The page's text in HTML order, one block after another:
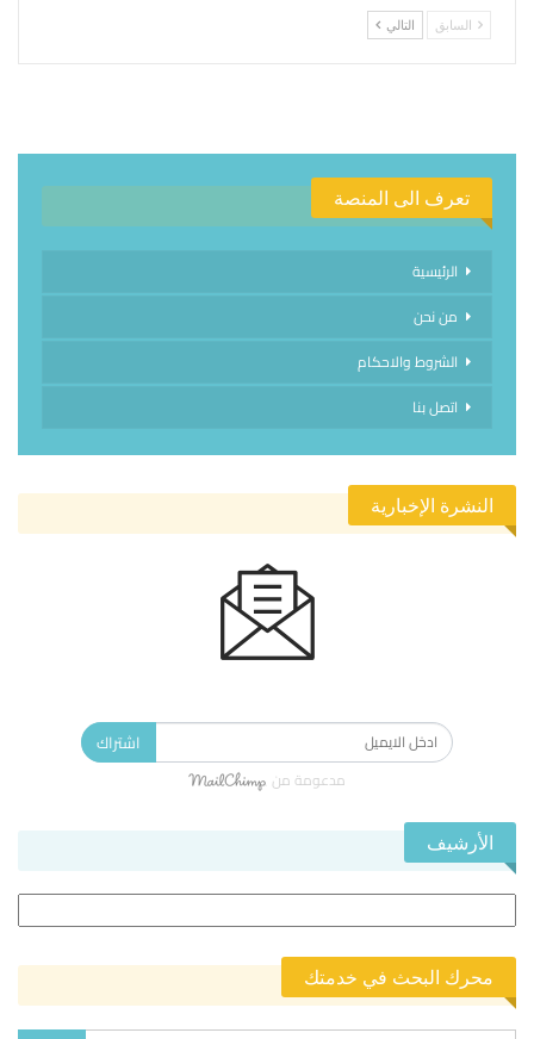
السابق التالي
تعرف الى المنصة
الرئيسية
من نحن
الشروط والاحكام
اتصل بنا
النشرة الإخبارية
اشتراك
مدعومة من
الأرشيف
محرك البحث في خدمتك